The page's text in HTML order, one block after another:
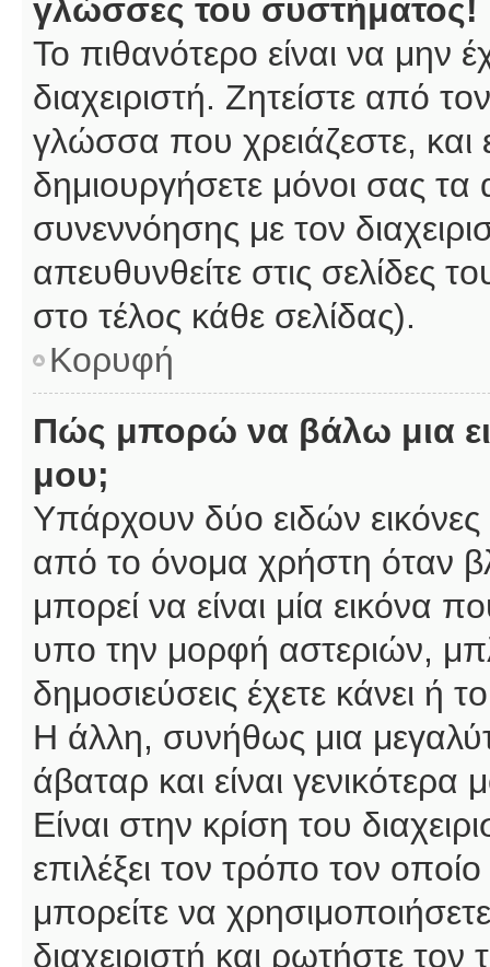
γλώσσες του συστήματος!
Το πιθανότερο είναι να μην
διαχειριστή. Ζητείστε από
γλώσσα που χρειάζεστε, και
δημιουργήσετε μόνοι σας
συνεννόησης με τον
απευθυνθείτε στις
στο τέλος κάθε σελίδας).
Κορυφή
Πώς μπορώ να βάλω μια
μου;
Υπάρχουν δύο ειδών
από το όνομα χρήστη όταν
μπορεί να είναι μία εικόνα
υπο την μορφή αστεριών,
δημοσιεύσεις έχετε κάνει
Η άλλη, συνήθως μια
άβαταρ και είναι
Είναι στην κρίση του
επιλέξει τον τρόπο τον
μπορείτε να
διαχειριστή και ρωτήστε τον